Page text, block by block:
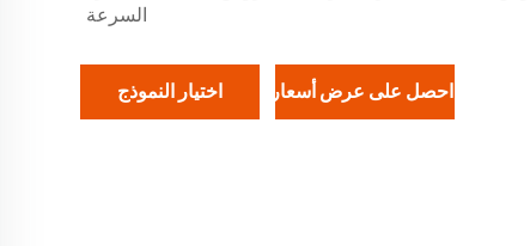
السرعة
احصل على عرض أسعار اختيار النموذج